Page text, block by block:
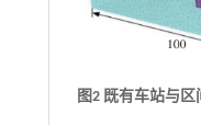
图2 既有车站与区